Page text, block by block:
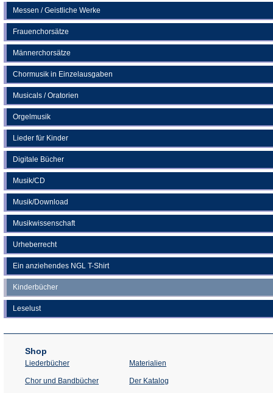
Messen / Geistliche Werke
Frauenchorsätze
Männerchorsätze
Chormusik in Einzelausgaben
Musicals / Oratorien
Orgelmusik
Lieder für Kinder
Digitale Bücher
Musik/CD
Musik/Download
Musikwissenschaft
Urheberrecht
Ein anziehendes NGL T-Shirt
Kinderbücher
Leselust
Shop
Liederbücher
Chor und Bandbücher
Materialien
Der Katalog